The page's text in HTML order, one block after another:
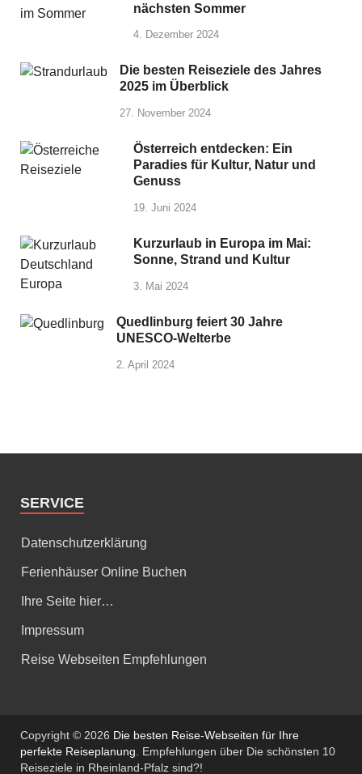
nächsten Sommer
4. Dezember 2024
Die besten Reiseziele des Jahres
2025 im Überblick
27. November 2024
Österreich entdecken: Ein
Paradies für Kultur, Natur und
Genuss
19. Juni 2024
Kurzurlaub in Europa im Mai:
Sonne, Strand und Kultur
3. Mai 2024
Quedlinburg feiert 30 Jahre
UNESCO-Welterbe
2. April 2024
SERVICE
Datenschutzerklärung
Ferienhäuser Online Buchen
Ihre Seite hier…
Impressum
Reise Webseiten Empfehlungen
Copyright © 2026 Die besten Reise-Webseiten für Ihre
perfekte Reiseplanung . Empfehlungen über Die schönsten 10
Reiseziele in Rheinland-Pfalz sind?!